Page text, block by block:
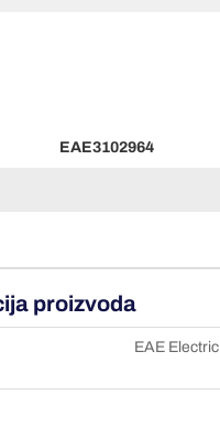
EAE3102964
proizvoda
EAE Electric